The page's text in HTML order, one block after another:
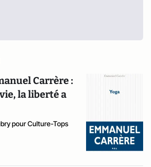
Carrère :
la liberté a
pour Culture-Tops